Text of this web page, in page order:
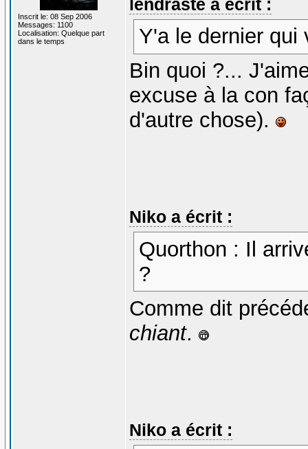
Inscrit le: 08 Sep 2006
Messages: 1100
Localisation: Quelque part
dans le temps
lendraste a écrit :
Y'a le dernier qui
Bin quoi ?...
excuse à la con
d'autre chose).
Niko a écrit :
Quorthon : Il
?
Comme dit
chiant.
Niko a écrit :